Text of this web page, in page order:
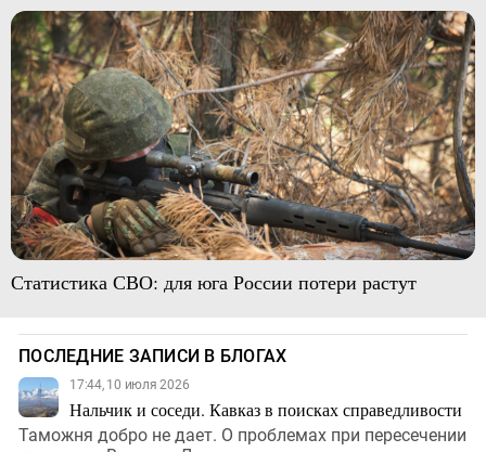
Статистика СВО: для юга России потери растут
ПОСЛЕДНИЕ ЗАПИСИ В БЛОГАХ
17:44, 10 июля 2026
Нальчик и соседи. Кавказ в поисках справедливости
Таможня добро не дает. О проблемах при пересечении